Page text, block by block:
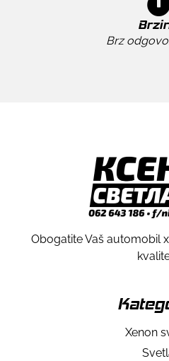
Brz
Obogatite Vaš automobil
Xenon